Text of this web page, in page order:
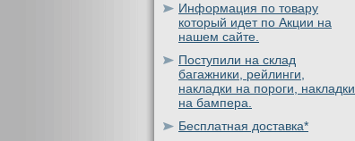
Информация по товару
который идет по Акции на
нашем сайте.
Поступили на склад
багажники, рейлинги,
накладки на пороги, накладки
на бампера.
Бесплатная доставка*